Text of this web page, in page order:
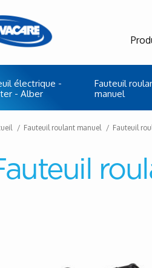
électrique -
- Alber
Fauteuil
manuel
Fauteuil roulant manuel Fauteuil